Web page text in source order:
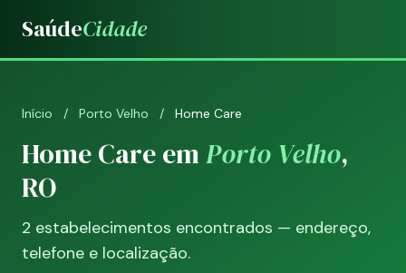
SaúdeCidade
Início / Porto Velho / Home Care
Home Care emPorto Velho,
RO
2 estabelecimentos encontrados — endereço,
telefone e localização.